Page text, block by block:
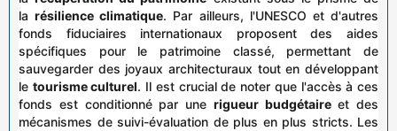
larésilience climatique. Par ailleurs, l'UNESCO et d'autres
fonds fiduciaires internationaux proposent des aides
spécifiques pour le patrimoine classé, permettant de
sauvegarder des joyaux architecturaux tout en développant
le tourisme culturel. Il est crucial de noter que l'accès à ces
fonds est conditionné par une rigueur budgétaireet des
mécanismes de suivi-évaluation de plus en plus stricts. Les